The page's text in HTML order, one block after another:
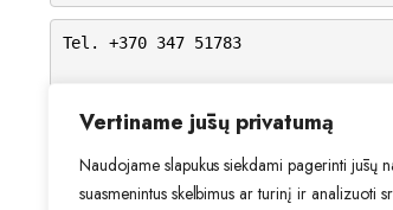
Vertiname jūsų privatumą
Naudojame slapukus siekdami pagerinti jūsų
suasmenintus skelbimus ar turinį ir analizuoti
Tel. +370 347 51783
VI: 9.00 – 15.00
VII: Nedirbame